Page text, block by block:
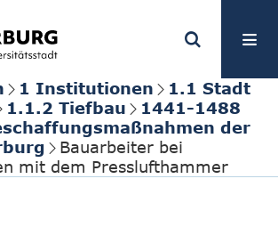
1 Institutionen
1.1 Stadt
1.1.2 Tiefbau
1441-1488
der
Bauarbeiter bei
mit dem Presslufthammer